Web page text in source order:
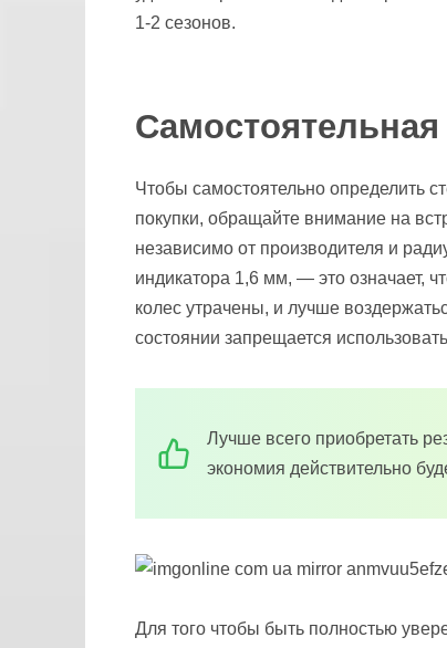
1-2 сезонов.
Чтобы самостоятельно определить
покупки, обращайте внимание на
независимо от производителя и
индикатора 1,6 мм, — это означает,
колес утрачены, и лучше
состоянии запрещается
Лучше всего приобретать
экономия действительно
Для того чтобы быть полностью